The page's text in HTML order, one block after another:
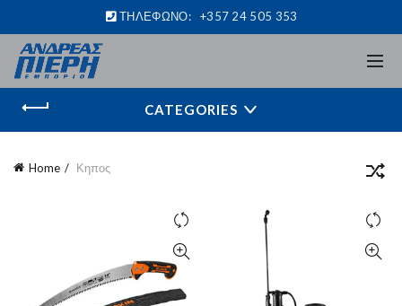
ΤΗΛΕΦΩΝΟ: +357 24 505 353
CATEGORIES
Home Κηπος